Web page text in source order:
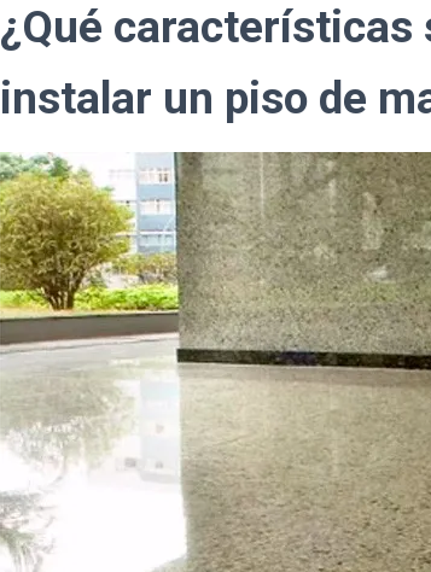
¿Qué características
instalar un piso de